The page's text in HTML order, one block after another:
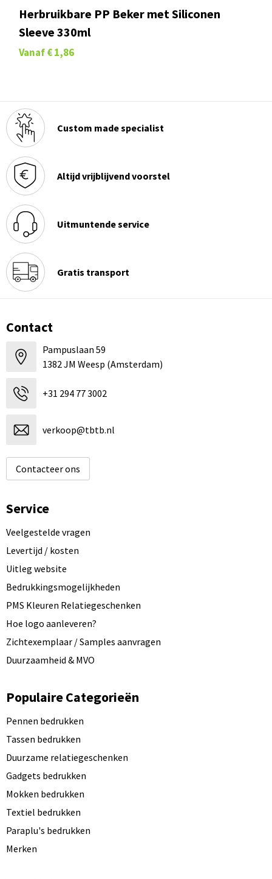
Herbruikbare PP Beker met Siliconen
Sleeve 330ml
Vanaf € 1,86
Custom made specialist
Altijd vrijblijvend voorstel
Uitmuntende service
Gratis transport
Contact
Pampuslaan 59
1382 JM Weesp (Amsterdam)
+31 294 77 3002
verkoop@tbtb.nl
Contacteer ons
Service
Veelgestelde vragen
Levertijd / kosten
Uitleg website
Bedrukkingsmogelijkheden
PMS Kleuren Relatiegeschenken
Hoe logo aanleveren?
Zichtexemplaar / Samples aanvragen
Duurzaamheid & MVO
Populaire Categorieën
Pennen bedrukken
Tassen bedrukken
Duurzame relatiegeschenken
Gadgets bedrukken
Mokken bedrukken
Textiel bedrukken
Paraplu's bedrukken
Merken